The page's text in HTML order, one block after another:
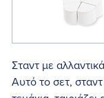
Σταντ με
Αυτό το σετ,